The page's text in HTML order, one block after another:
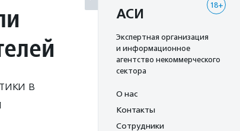
в
18+
АСИ
Экспертная организация
и информационное
агентство некоммерческого
сектора
О нас
Контакты
Сотрудники